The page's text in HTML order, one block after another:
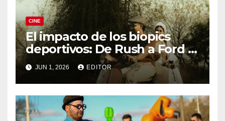
CINE
El impacto de los biopics
deportivos: De Rush a Ford v
Ferrari
JUN 1, 2026 EDITOR